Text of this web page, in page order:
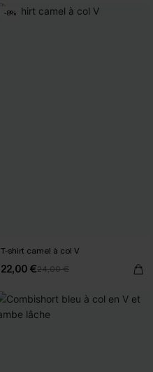
-8%
T-shirt camel à col V
22,00 €24,00 €